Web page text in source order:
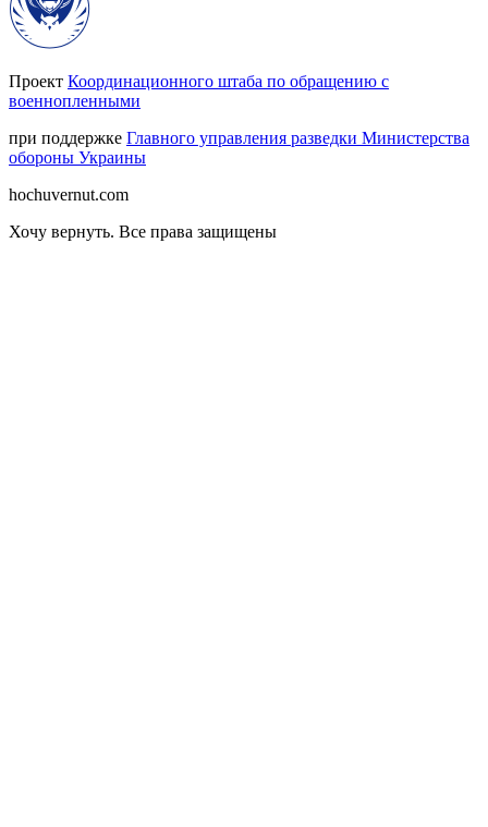
Проект Координационного штаба по обращению с
военнопленными
при поддержке Главного управления разведки Министерства
обороны Украины
hochuvernut.com
Хочу вернуть. Все права защищены